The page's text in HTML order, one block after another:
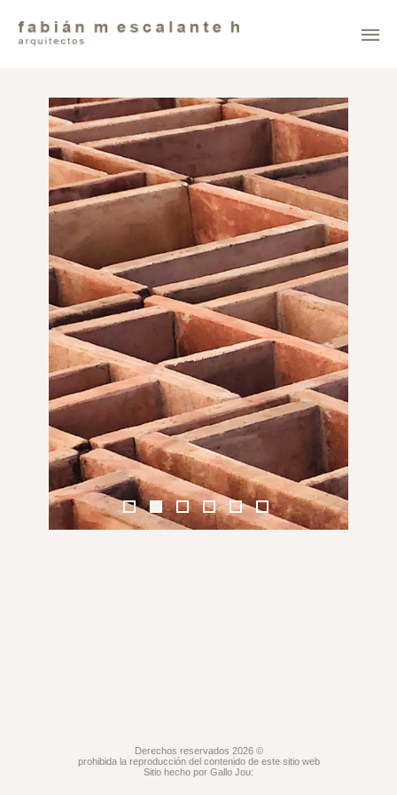
Derechos reservados 2026 ©
prohibida la reproducción del contenido de este sitio web
Sitio hecho por Gallo Jou: